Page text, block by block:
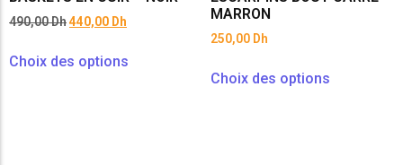
490,00Dh440,00 Dh
Choix des options
MARRON
250,00 Dh
Choix des options